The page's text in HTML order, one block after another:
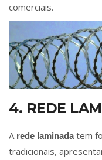
comerciais.
4. REDE
A rede laminadatem
tradicionais,